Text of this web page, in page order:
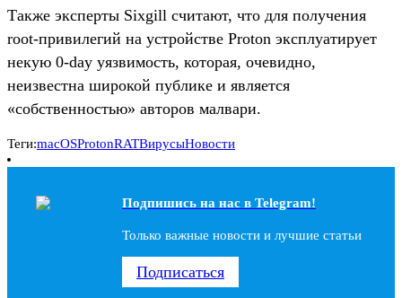
Также эксперты Sixgill считают, что для получения
root-привилегий на устройстве Proton эксплуатирует
некую 0-day уязвимость, которая, очевидно,
неизвестна широкой публике и является
«собственностью» авторов малвари.
Теги:macOSProtonRATВирусыНовости
Подпишись на наc в Telegram!
Только важные новости и лучшие статьи
Подписаться